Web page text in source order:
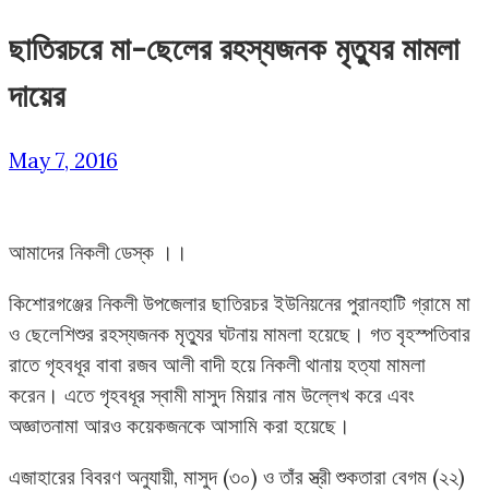
ছাতিরচরে মা-ছেলের রহস্যজনক মৃত্যুর মামলা
দায়ের
May 7, 2016
আমাদের নিকলী ডেস্ক ।।
কিশোরগঞ্জের নিকলী উপজেলার ছাতিরচর ইউনিয়নের পুরানহাটি গ্রামে মা
ও ছেলেশিশুর রহস্যজনক মৃত্যুর ঘটনায় মামলা হয়েছে। গত বৃহস্পতিবার
রাতে গৃহবধূর বাবা রজব আলী বাদী হয়ে নিকলী থানায় হত্যা মামলা
করেন। এতে গৃহবধূর স্বামী মাসুদ মিয়ার নাম উল্লেখ করে এবং
অজ্ঞাতনামা আরও কয়েকজনকে আসামি করা হয়েছে।
এজাহারের বিবরণ অনুযায়ী, মাসুদ (৩০) ও তাঁর স্ত্রী শুকতারা বেগম (২২)